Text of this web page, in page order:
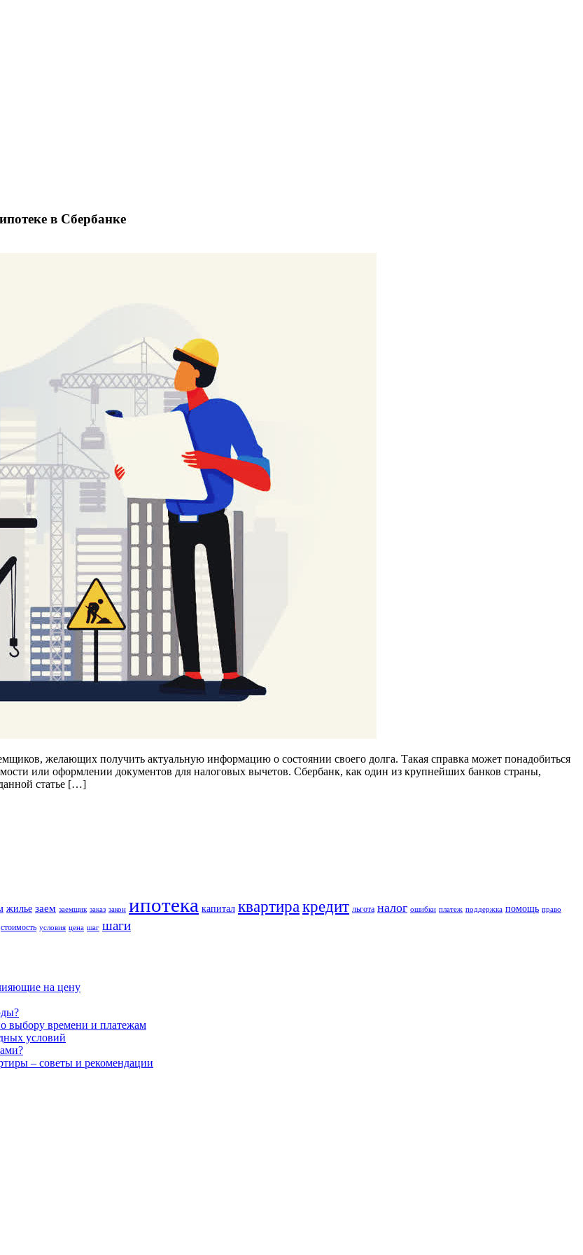
в Сбербанке
желающих получить актуальную информацию о состоянии своего долга. Такая справка может понадобиться
или оформлении документов для налоговых вычетов. Сбербанк, как один из крупнейших банков страны,
статье […]
жилье заем заемщик заказ закон ипотека капитал квартиракредит льгота налог ошибки платеж поддержка помощь право
стоимость условия цена шаг шаги
на цену
выбору времени и платежам
условий
– советы и рекомендации